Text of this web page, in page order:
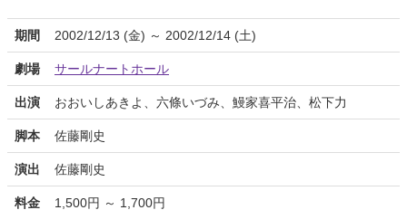
期間 2002/12/13 (金) ～ 2002/12/14 (土)
劇場 サールナートホール
出演 おおいしあきよ、六條いづみ、鰻家喜平治、松下力
脚本 佐藤剛史
演出 佐藤剛史
料金
1,500円 ～ 1,700円